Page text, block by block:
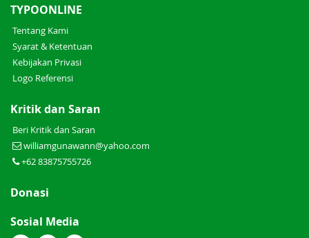
TYPOONLINE
Tentang Kami
Syarat & Ketentuan
Kebijakan Privasi
Logo Referensi
Kritik dan Saran
Beri Kritik dan Saran
williamgunawann@yahoo.com
+62 83875755726
Donasi
Sosial Media